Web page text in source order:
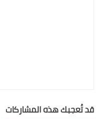
قد تُعجبك هذه المشاركات